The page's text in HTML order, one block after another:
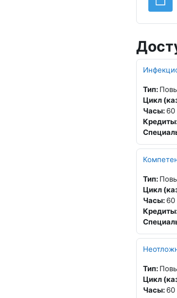
Тип:
Цикл
Часы: 60
Кредиты
Тип:
Цикл
Часы: 60
Кредиты
Тип:
Цикл
Часы: 60